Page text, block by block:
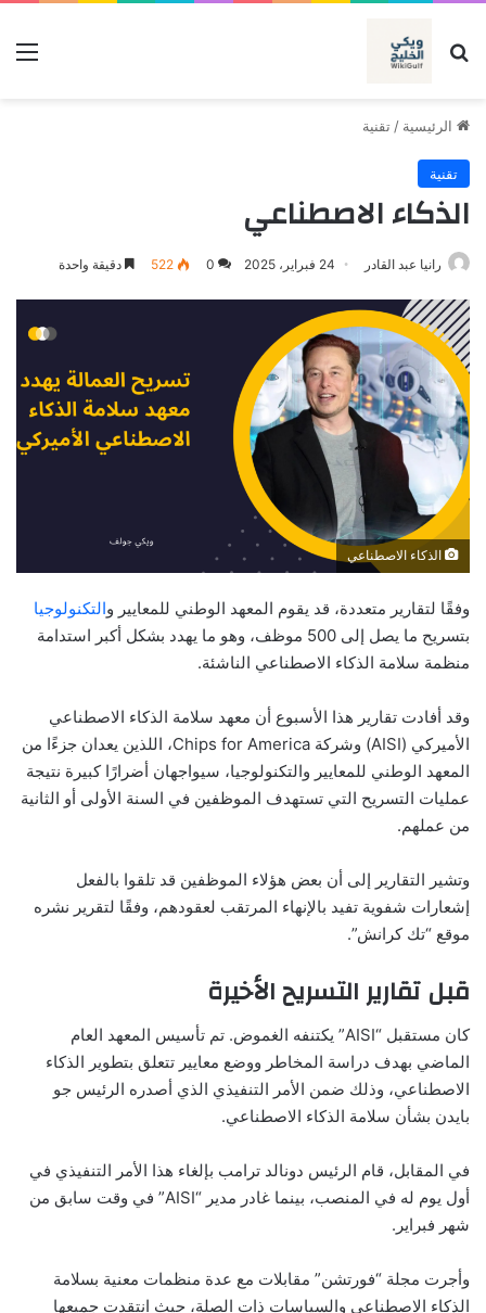
بحث عن
الرئيسية / تقنية
تقنية
الذكاء الاصطناعي
رانيا عبد القادر 24 فبراير، 2025 0
522 دقيقة واحدة
الذكاء الاصطناعي
وفقًا لتقارير متعددة، قد يقوم المعهد الوطني للمعايير والتكنولوجيا
بتسريح ما يصل إلى 500 موظف، وهو ما يهدد بشكل أكبر استدامة
منظمة سلامة الذكاء الاصطناعي الناشئة.
وقد أفادت تقارير هذا الأسبوع أن معهد سلامة الذكاء الاصطناعي
الأميركي (AISI) وشركة Chips for America، اللذين يعدان جزءًا من
المعهد الوطني للمعايير والتكنولوجيا، سيواجهان أضرارًا كبيرة نتيجة
عمليات التسريح التي تستهدف الموظفين في السنة الأولى أو الثانية
من عملهم.
وتشير التقارير إلى أن بعض هؤلاء الموظفين قد تلقوا بالفعل
إشعارات شفوية تفيد بالإنهاء المرتقب لعقودهم، وفقًا لتقرير نشره
موقع “تك كرانش”.
قبل تقارير التسريح الأخيرة
كان مستقبل “AISI” يكتنفه الغموض. تم تأسيس المعهد العام
الماضي بهدف دراسة المخاطر ووضع معايير تتعلق بتطوير الذكاء
الاصطناعي، وذلك ضمن الأمر التنفيذي الذي أصدره الرئيس جو
بايدن بشأن سلامة الذكاء الاصطناعي.
في المقابل، قام الرئيس دونالد ترامب بإلغاء هذا الأمر التنفيذي في
أول يوم له في المنصب، بينما غادر مدير “AISI” في وقت سابق من
شهر فبراير.
وأجرت مجلة “فورتشن” مقابلات مع عدة منظمات معنية بسلامة
الذكاء الاصطناعي والسياسات ذات الصلة، حيث انتقدت جميعها